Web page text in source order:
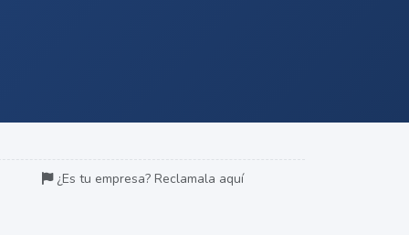
¿Es tu empresa? Reclamala aquí